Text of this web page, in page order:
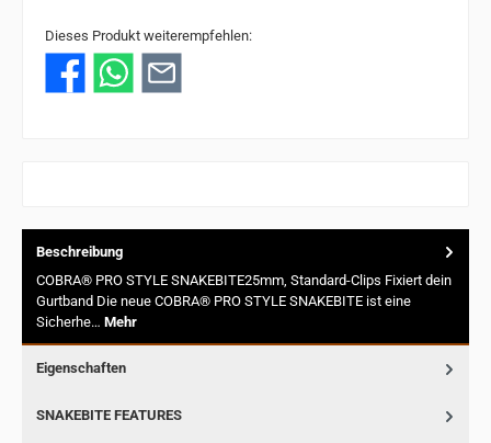
Dieses Produkt weiterempfehlen:
Beschreibung
COBRA® PRO STYLE SNAKEBITE25mm, Standard-Clips Fixiert dein
Gurtband Die neue COBRA® PRO STYLE SNAKEBITE ist eine
Sicherhe… Mehr
Eigenschaften
SNAKEBITE FEATURES